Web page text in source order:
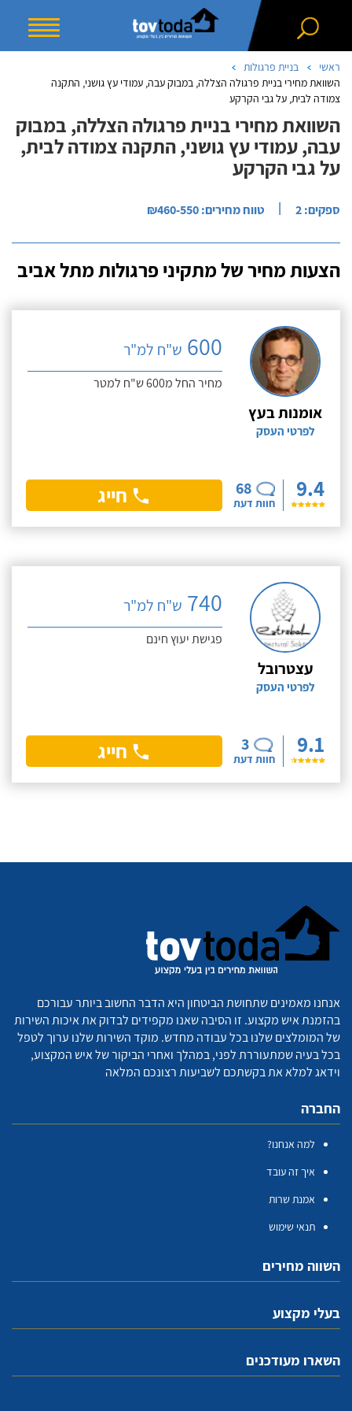
ראשי
בניית פרגולות
השוואת מחירי בניית פרגולה הצללה, במבוק עבה, עמודי עץ גושני, התקנה
צמודה לבית, על גבי הקרקע
השוואת מחירי בניית פרגולה הצללה, במבוק
עבה, עמודי עץ גושני, התקנה צמודה לבית,
על גבי הקרקע
ספקים: 2 | טווח מחירים: ₪460-550
הצעות מחיר של מתקיני פרגולות מתל אביב
אומנות בעץ
לפרטי העסק
9.4
68
חוות דעת
600 ש"ח למ"ר
מחיר החל מ600 ש"ח למטר
חייג
עצטרובל
לפרטי העסק
9.1
3
חוות דעת
740 ש"ח למ"ר
פגישת יעוץ חינם
חייג
אנחנו מאמינים שתחושת הביטחון היא הדבר החשוב ביותר עבורכם
בהזמנת איש מקצוע. זו הסיבה שאנו מקפידים לבדוק את איכות השירות
של המומלצים שלנו בכל עבודה מחדש. מוקד השירות שלנו ערוך לטפל
בכל בעיה שמתעוררת לפני, במהלך ואחרי הביקור של איש המקצוע,
וידאג למלא את בקשתכם לשביעות רצונכם המלאה
החברה
למה אנחנו?
איך זה עובד
אמנת שרות
תנאי שימוש
השווה מחירים
בעלי מקצוע
השארו מעודכנים